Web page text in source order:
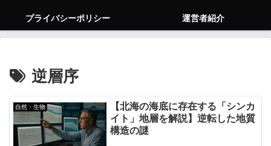
プライバシーポリシー 運営者紹介
逆層序
自然・生物
【北海の海底に存在する「シンカ
イト」地層を解説】逆転した地質
構造の謎